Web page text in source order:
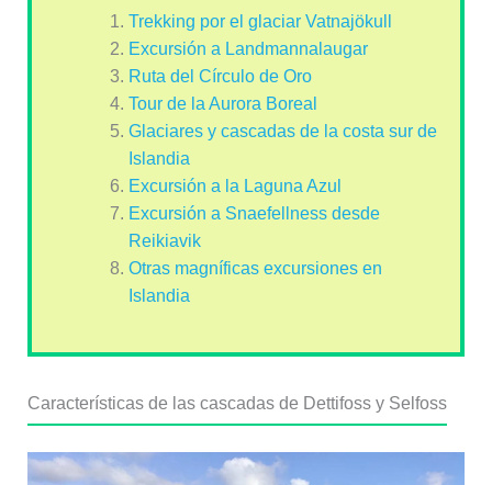
Trekking por el glaciar Vatnajökull
Excursión a Landmannalaugar
Ruta del Círculo de Oro
Tour de la Aurora Boreal
Glaciares y cascadas de la costa sur de
Islandia
Excursión a la Laguna Azul
Excursión a Snaefellness desde
Reikiavik
Otras magníficas excursiones en
Islandia
Características de las cascadas de Dettifoss y Selfoss